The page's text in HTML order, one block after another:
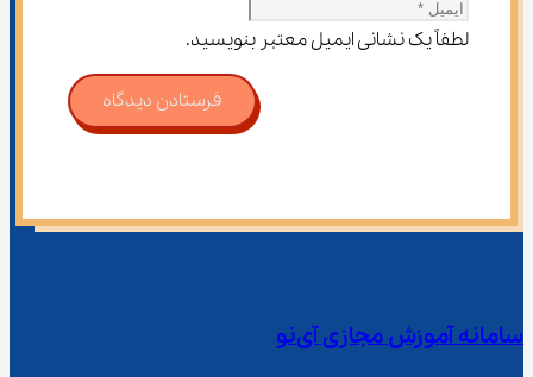
لطفاً یک نشانی ایمیل معتبر بنویسید.
فرستادن دیدگاه
سامانه آموزش مجازی آی‌نو